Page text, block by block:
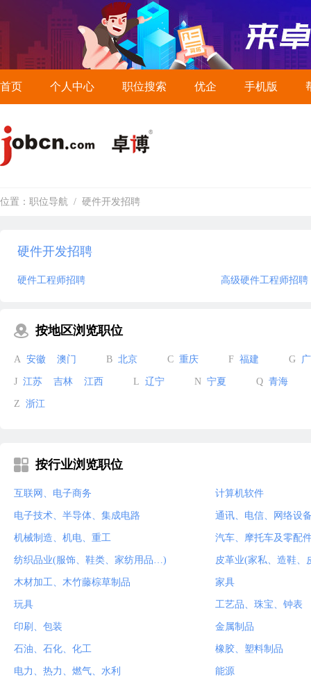
首页 个人中心 职位搜索 优企 手机版
位置： 职位导航 / 硬件开发招聘
硬件开发招聘
硬件工程师招聘 高级硬件工程师招聘
按地区浏览职位
A 安徽 澳门 B 北京 C 重庆 F 福建 G
J 江苏 吉林 江西 L 辽宁 N 宁夏 Q 青海
Z 浙江
按行业浏览职位
互联网、电子商务 计算机软件
电子技术、半导体、集成电路 通讯、电信、网络设
机械制造、机电、重工 汽车、摩托车及零配
纺织品业(服饰、鞋类、家纺用品…) 皮革业(家私、造鞋
木材加工、木竹藤棕草制品 家具
玩具 工艺品、珠宝、钟表
印刷、包装 金属制品
石油、石化、化工 橡胶、塑料制品
电力、热力、燃气、水利 能源